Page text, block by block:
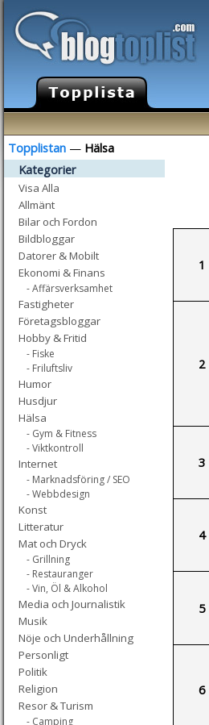
Topplistan — Hälsa
Kategorier
Visa Alla
Allmänt
Bilar och Fordon
Bildbloggar
Datorer & Mobilt
Ekonomi & Finans
- Affärsverksamhet
Fastigheter
Företagsbloggar
Hobby & Fritid
- Fiske
- Friluftsliv
Humor
Husdjur
Hälsa
- Gym & Fitness
- Viktkontroll
Internet
- Marknadsföring / SEO
- Webbdesign
Konst
Litteratur
Mat och Dryck
- Grillning
- Restauranger
- Vin, Öl & Alkohol
Media och Journalistik
Musik
Nöje och Underhållning
Personligt
Politik
Religion
Resor & Turism
- Camping
1
2
3
4
5
6